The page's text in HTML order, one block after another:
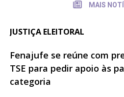
MAIS
JUSTIÇA ELEITORAL
Fenajufe se reúne com
TSE para pedir apoio às
categoria